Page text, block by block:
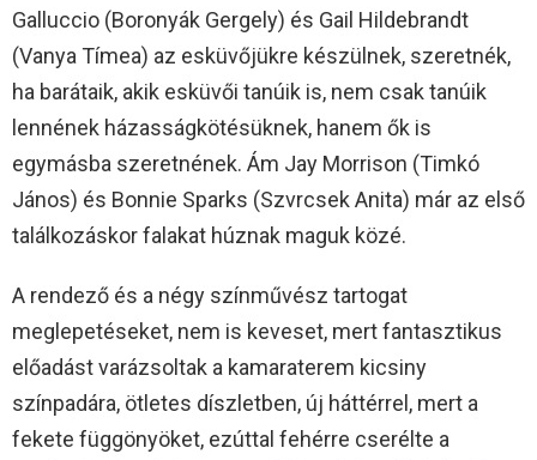
Galluccio (Boronyák Gergely) és Gail Hildebrandt
(Vanya Tímea) az esküvőjükre készülnek, szeretnék,
ha barátaik, akik esküvői tanúik is, nem csak tanúik
lennének házasságkötésüknek, hanem ők is
egymásba szeretnének. Ám Jay Morrison (Timkó
János) és Bonnie Sparks (Szvrcsek Anita) már az első
találkozáskor falakat húznak maguk közé.
A rendező és a négy színművész tartogat
meglepetéseket, nem is keveset, mert fantasztikus
előadást varázsoltak a kamaraterem kicsiny
színpadára, ötletes díszletben, új háttérrel, mert a
fekete függönyöket, ezúttal fehérre cserélte a